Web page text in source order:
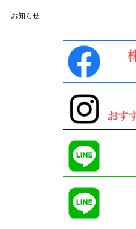
お知らせ